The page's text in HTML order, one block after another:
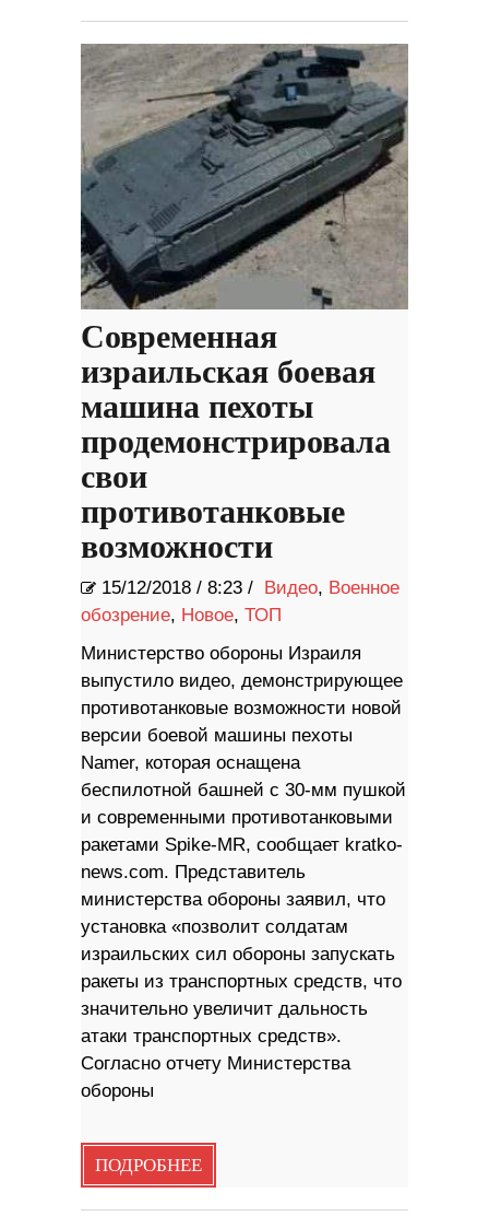
Современная
израильская боевая
машина пехоты
продемонстрировала
свои
противотанковые
возможности
15/12/2018 / 8:23 / Видео, Военное
обозрение, Новое, ТОП
Министерство обороны Израиля
выпустило видео, демонстрирующее
противотанковые возможности новой
версии боевой машины пехоты
Namer, которая оснащена
беспилотной башней с 30-мм пушкой
и современными противотанковыми
ракетами Spike-MR, сообщает kratko-
news.com. Представитель
министерства обороны заявил, что
установка «позволит солдатам
израильских сил обороны запускать
ракеты из транспортных средств, что
значительно увеличит дальность
атаки транспортных средств».
Согласно отчету Министерства
обороны
ПОДРОБНЕЕ